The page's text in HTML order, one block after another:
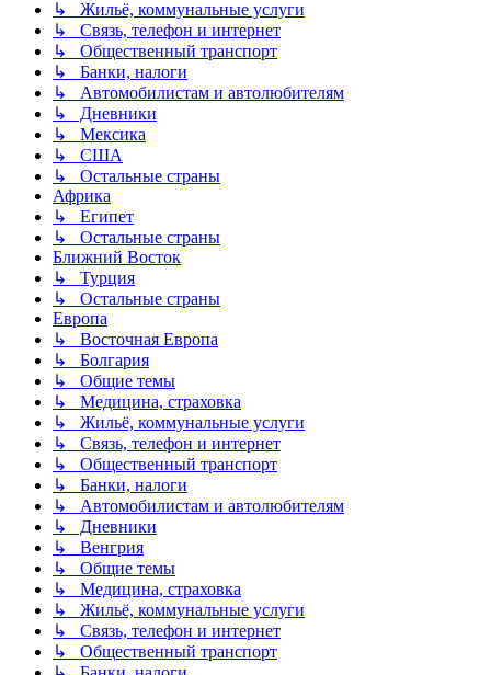
↳ Жильё, коммунальные услуги
↳ Связь, телефон и интернет
↳ Общественный транспорт
↳ Банки, налоги
↳ Автомобилистам и автолюбителям
↳ Дневники
↳ Мексика
↳ США
↳ Остальные страны
Африка
↳ Египет
↳ Остальные страны
Ближний Восток
↳ Турция
↳ Остальные страны
Европа
↳ Восточная Европа
↳ Болгария
↳ Общие темы
↳ Медицина, страховка
↳ Жильё, коммунальные услуги
↳ Связь, телефон и интернет
↳ Общественный транспорт
↳ Банки, налоги
↳ Автомобилистам и автолюбителям
↳ Дневники
↳ Венгрия
↳ Общие темы
↳ Медицина, страховка
↳ Жильё, коммунальные услуги
↳ Связь, телефон и интернет
↳ Общественный транспорт